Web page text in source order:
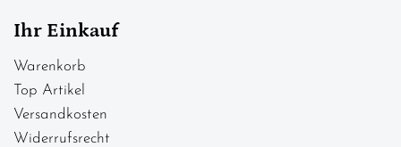
Ihr Einkauf
Warenkorb
Top Artikel
Versandkosten
Widerrufsrecht